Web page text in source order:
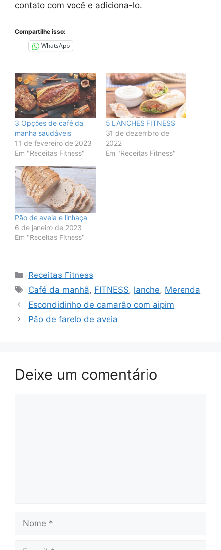
contato com você e adiciona-lo.
Compartilhe isso:
WhatsApp
3 Opções de café da
manha saudáveis
11 de fevereiro de 2023
Em "Receitas Fitness"
5 LANCHES FITNESS
31 de dezembro de
2022
Em "Receitas Fitness"
Pão de aveia e linhaça
6 de janeiro de 2023
Em "Receitas Fitness"
Categorias
Receitas Fitness
Tags
Café da manhã, FITNESS, lanche, Merenda
Escondidinho de camarão com aipim
Pão de farelo de aveia
Deixe um comentário
Nome